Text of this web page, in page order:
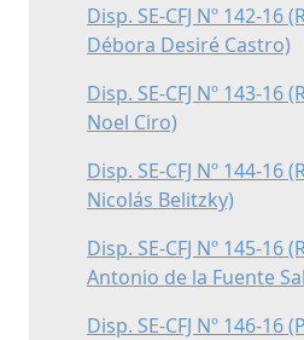
Disp. SE-CFJ Nº 142-16
Débora Desiré Castro)
Disp. SE-CFJ Nº 143-16
Noel Ciro)
Disp. SE-CFJ Nº 144-16
Nicolás Belitzky)
Disp. SE-CFJ Nº 145-16
Antonio de la Fuente
Disp. SE-CFJ Nº 146-16